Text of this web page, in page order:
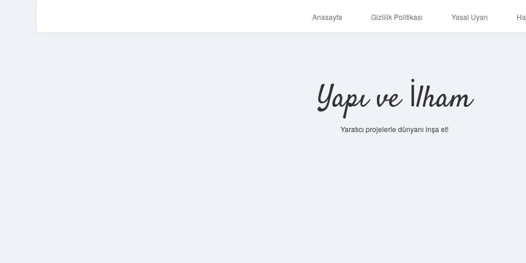
Anasayfa Gizlilik Politikası Yasal Uyarı
Yapı ve İlham
Yaratıcı projelerle dünyanı inşa et!